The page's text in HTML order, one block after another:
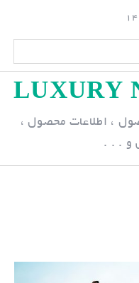
LUXURY
، اطلاعات محصول ،
و . . .